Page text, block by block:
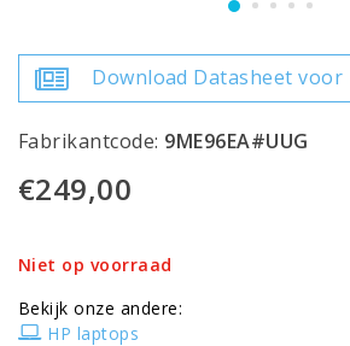
Download Datasheet voor
Fabrikantcode: 9ME96EA#UUG
€249,00
Niet op voorraad
Bekijk onze andere:
HP laptops